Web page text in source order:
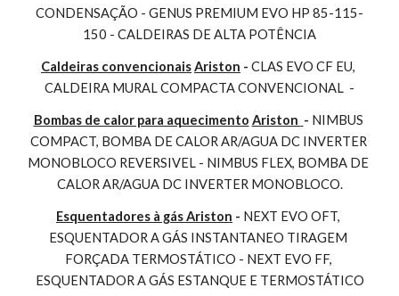
CONDENSAÇÃO - GENUS PREMIUM EVO HP 85-115-
150 - CALDEIRAS DE ALTA POTÊNCIA
Caldeiras convencionaisAriston - CLAS EVO CF EU,
CALDEIRA MURAL COMPACTA CONVENCIONAL  -
Bombas de calor para aquecimento Ariston - NIMBUS
COMPACT, BOMBA DE CALOR AR/AGUA DC INVERTER
MONOBLOCO REVERSIVEL - NIMBUS FLEX, BOMBA DE
CALOR AR/AGUA DC INVERTER MONOBLOCO.
Esquentadores à gás Ariston - NEXT EVO OFT,
ESQUENTADOR A GÁS INSTANTANEO TIRAGEM
FORÇADA TERMOSTÁTICO - NEXT EVO FF,
ESQUENTADOR A GÁS ESTANQUE E TERMOSTÁTICO